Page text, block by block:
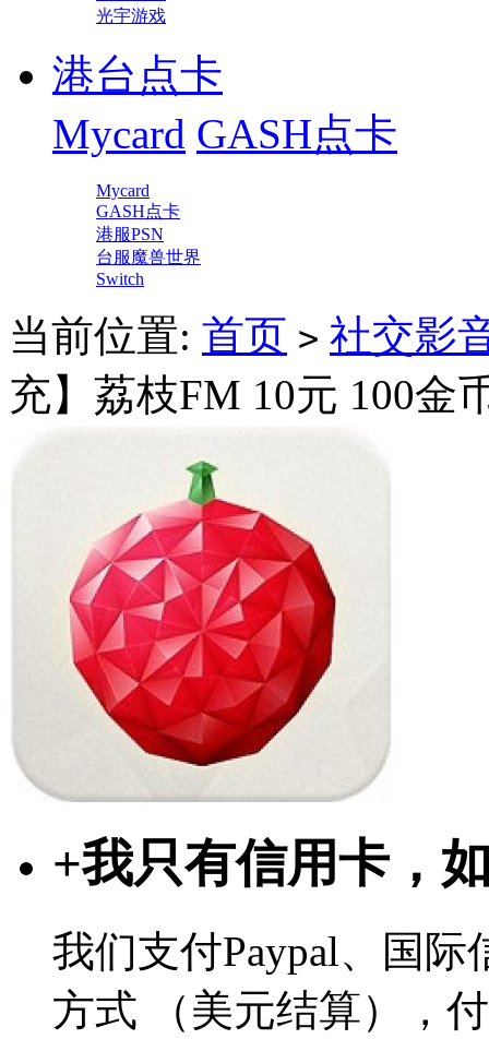
光宇游戏
港台点卡
Mycard GASH点卡
Mycard
GASH点卡
港服PSN
台服魔兽世界
Switch
当前位置: 首页 > 社交影
充】荔枝FM 10元 100金
+我只有信用卡，
我们支付Paypal、国
方式 （美元结算），